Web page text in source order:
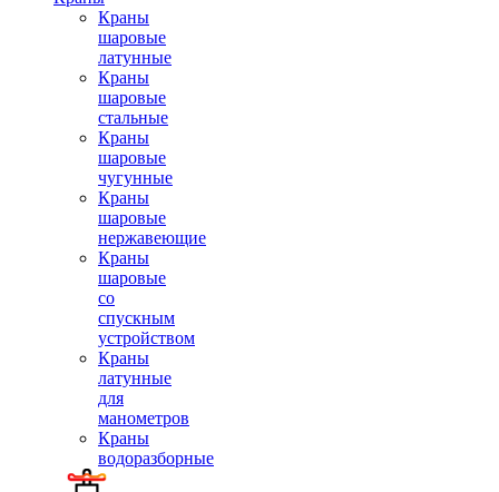
Краны
шаровые
латунные
Краны
шаровые
стальные
Краны
шаровые
чугунные
Краны
шаровые
нержавеющие
Краны
шаровые
со
спускным
устройством
Краны
латунные
для
манометров
Краны
водоразборные